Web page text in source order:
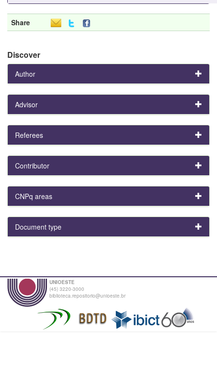
Share
Discover
Author
Advisor
Referees
Contributor
CNPq areas
Document type
UNIOESTE
(45) 3220-3000
biblioteca.repositorio@unioeste.br